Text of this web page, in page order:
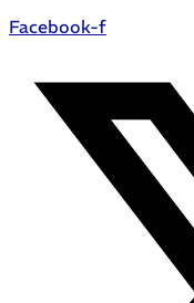
Facebook-f